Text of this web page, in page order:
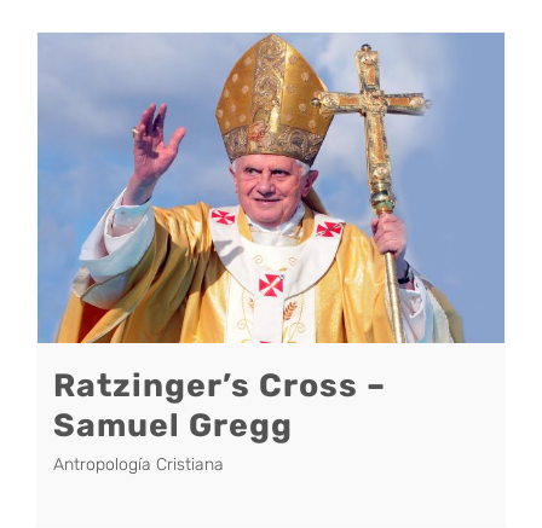
Ratzinger’s Cross –
Samuel Gregg
Antropología Cristiana